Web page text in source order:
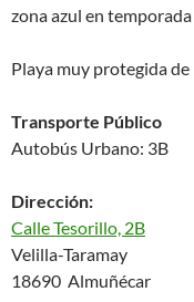
zona azul en
Playa muy protegida
Transporte Público
Autobús Urbano: 3B
Dirección:
Calle Tesorillo, 2B
Velilla-Taramay
18690 Almuñécar